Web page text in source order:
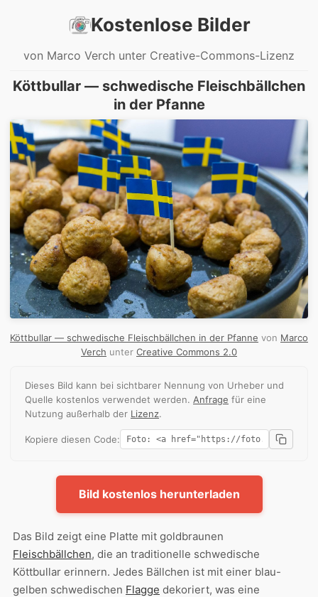
Kostenlose Bilder
von Marco Verch unter Creative-Commons-Lizenz
Köttbullar — schwedische Fleischbällchen
in der Pfanne
Köttbullar — schwedische Fleischbällchen in der Pfanne von Marco
Verch unter Creative Commons 2.0
Dieses Bild kann bei sichtbarer Nennung von Urheber und
Quelle kostenlos verwendet werden. Anfrage für eine
Nutzung außerhalb der Lizenz.
Kopiere diesen Code:
Bild kostenlos herunterladen
Das Bild zeigt eine Platte mit goldbraunen
Fleischbällchen, die an traditionelle schwedische
Köttbullar erinnern. Jedes Bällchen ist mit einer blau-
gelben schwedischen Flagge dekoriert, was eine